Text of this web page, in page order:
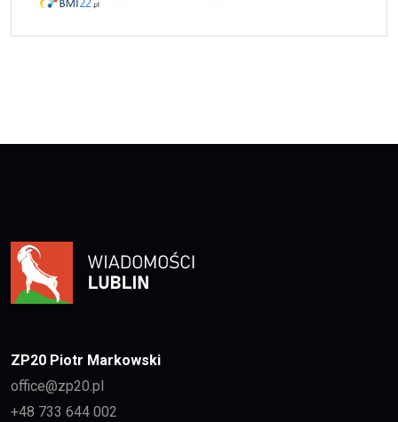
ZP20 Piotr Markowski
office@zp20.pl
+48 733 644 002